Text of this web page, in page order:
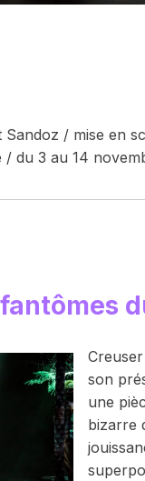
/ mise en
du 3 au 14
son
une
bizarre